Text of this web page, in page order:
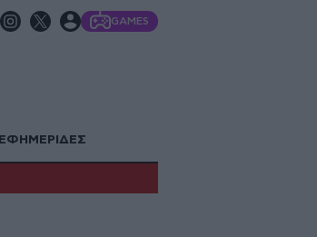
GAMES
ΕΦΗΜΕΡΙΔΕΣ